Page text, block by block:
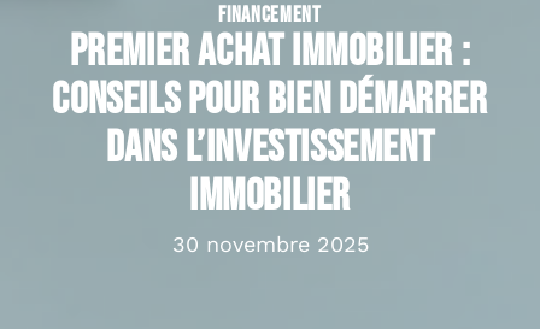
FINANCEMENT
Premier achat immobilier :
conseils pour bien démarrer
dans l’investissement
immobilier
30 novembre 2025